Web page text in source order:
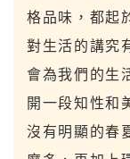
格品味，都起
對生活的講究
會為我們的生
開一段知性和
沒有明顯的春